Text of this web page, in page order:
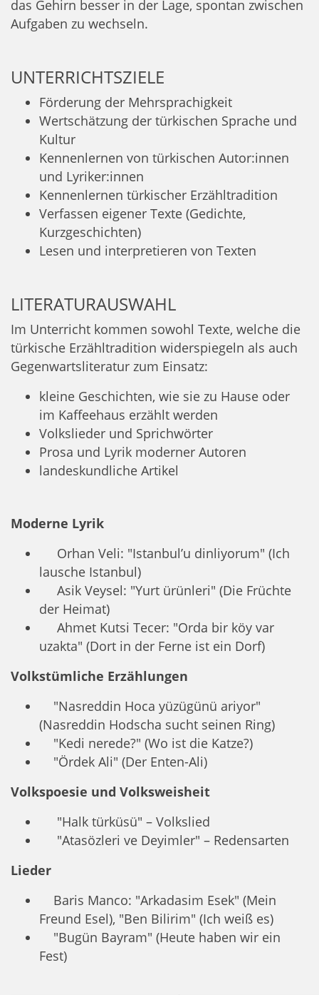
das Gehirn besser in der Lage, spontan zwischen
Aufgaben zu wechseln.
UNTERRICHTSZIELE
Förderung der Mehrsprachigkeit
Wertschätzung der türkischen Sprache und
Kultur
Kennenlernen von türkischen Autor:innen
und Lyriker:innen
Kennenlernen türkischer Erzähltradition
Verfassen eigener Texte (Gedichte,
Kurzgeschichten)
Lesen und interpretieren von Texten
LITERATURAUSWAHL
Im Unterricht kommen sowohl Texte, welche die
türkische Erzähltradition widerspiegeln als auch
Gegenwartsliteratur zum Einsatz:
kleine Geschichten, wie sie zu Hause oder
im Kaffeehaus erzählt werden
Volkslieder und Sprichwörter
Prosa und Lyrik moderner Autoren
landeskundliche Artikel
Moderne Lyrik
Orhan Veli: "Istanbul’u dinliyorum" (Ich
lausche Istanbul)
Asik Veysel: "Yurt ürünleri" (Die Früchte
der Heimat)
Ahmet Kutsi Tecer: "Orda bir köy var
uzakta" (Dort in der Ferne ist ein Dorf)
Volkstümliche Erzählungen
"Nasreddin Hoca yüzügünü ariyor"
(Nasreddin Hodscha sucht seinen Ring)
"Kedi nerede?" (Wo ist die Katze?)
"Ördek Ali" (Der Enten-Ali)
Volkspoesie und Volksweisheit
"Halk türküsü" – Volkslied
"Atasözleri ve Deyimler" – Redensarten
Lieder
Baris Manco: "Arkadasim Esek" (Mein
Freund Esel), "Ben Bilirim" (Ich weiß es)
"Bugün Bayram" (Heute haben wir ein
Fest)